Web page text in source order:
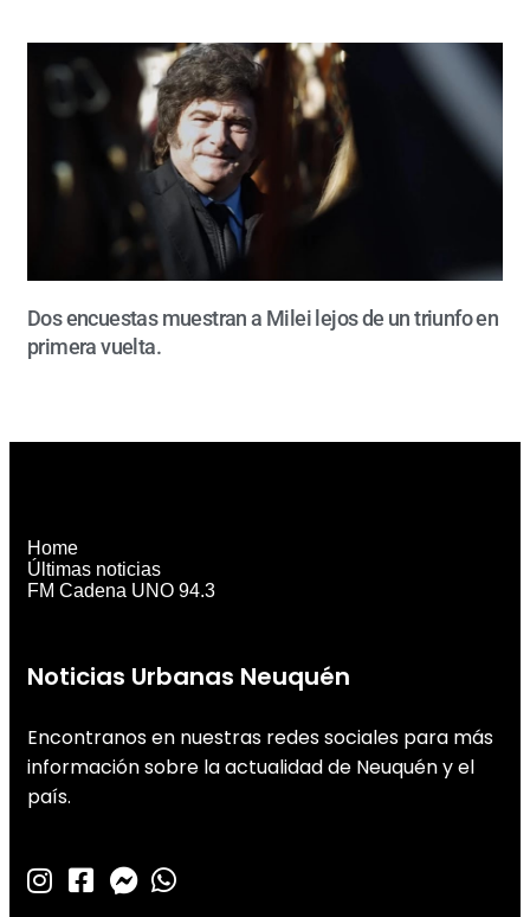
Dos encuestas muestran a Milei lejos de un triunfo en
primera vuelta.
Noticias Urbanas Neuquén
Encontranos en nuestras redes sociales para más
información sobre la actualidad de Neuquén y el
país.
Home
Últimas noticias
FM Cadena UNO 94.3